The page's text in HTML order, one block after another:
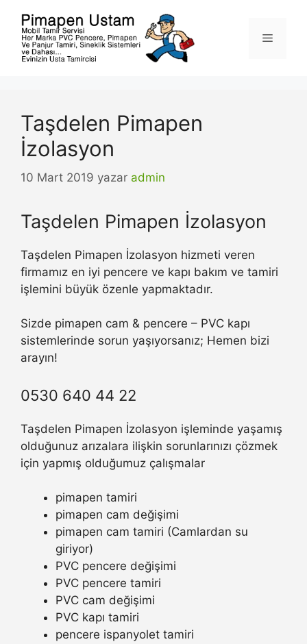
Menü
Taşdelen Pimapen
İzolasyon
10 Mart 2019 yazar admin
Taşdelen Pimapen İzolasyon
Taşdelen Pimapen İzolasyon hizmeti veren
firmamız en iyi pencere ve kapı bakım ve tamiri
işlemini büyük özenle yapmaktadır.
Sizde pimapen cam & pencere – PVC kapı
sistemlerinde sorun yaşıyorsanız; Hemen bizi
arayın!
0530 640 44 22
Taşdelen Pimapen İzolasyon işleminde yaşamış
olduğunuz arızalara ilişkin sorunlarınızı çözmek
için yapmış olduğumuz çalışmalar
pimapen tamiri
pimapen cam değişimi
pimapen cam tamiri (Camlardan su
giriyor)
PVC pencere değişimi
PVC pencere tamiri
PVC cam değişimi
PVC kapı tamiri
pencere ispanyolet tamiri